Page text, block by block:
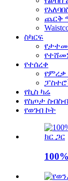
ጨርቅ
ስካርፍ
የታተመ
የተሰረቀ
የምረቃ
የኪስ ካሬ
የስጦታ ስብስብ
የወገብ ኮት